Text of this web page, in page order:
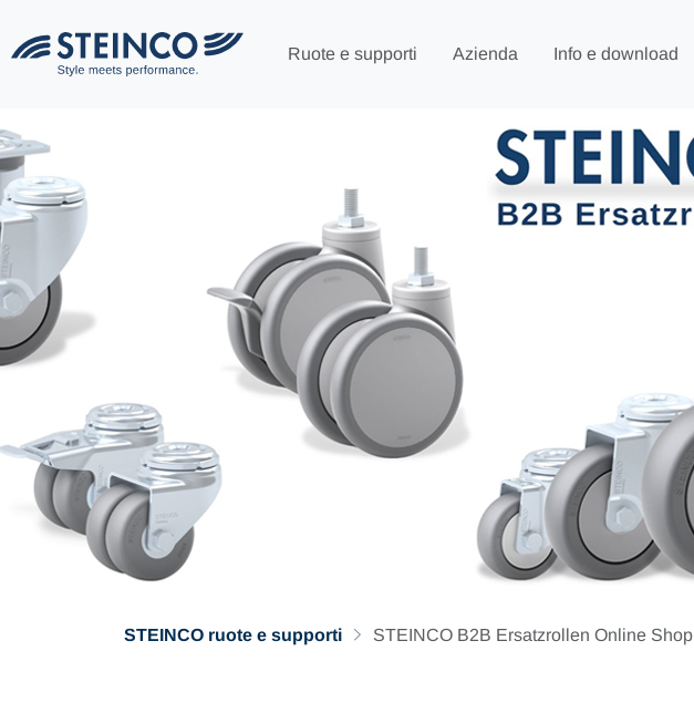
Ruote e supporti Azienda Info e download
STEINCO ruote e supporti STEINCO B2B Ersatzrollen Online Shop